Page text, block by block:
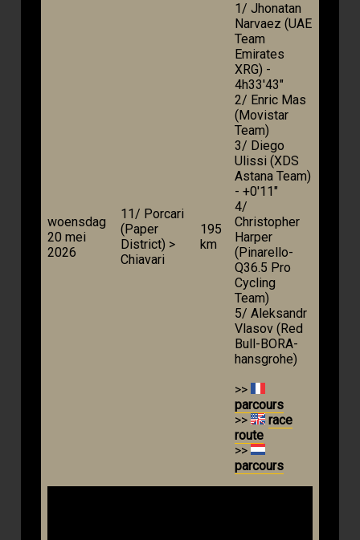
woensdag
20 mei
2026
11/ Porcari
(Paper
District) >
Chiavari
195
km
1/ Jhonatan
Narvaez (UAE
Team
Emirates
XRG) -
4h33'43"
2/ Enric Mas
(Movistar
Team)
3/ Diego
Ulissi (XDS
Astana Team)
- +0'11"
4/
Christopher
Harper
(Pinarello-
Q36.5 Pro
Cycling
Team)
5/ Aleksandr
Vlasov (Red
Bull-BORA-
hansgrohe)
>>
parcours
>>
race
route
>>
parcours